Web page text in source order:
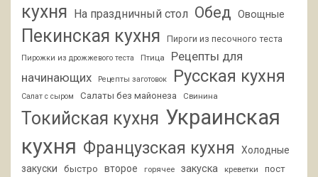
кухня На праздничный стол Обед Овощные
Пекинская кухня Пироги из песочного теста
Пирожки из дрожжевого теста Птица
Рецепты для
начинающих
Рецепты заготовок Русская кухня
Салат с сыром Салаты без майонеза Свинина
Токийская кухня Украинская
кухня Французская кухня
Холодные
закуски
быстро второе горячее закуска креветки пост